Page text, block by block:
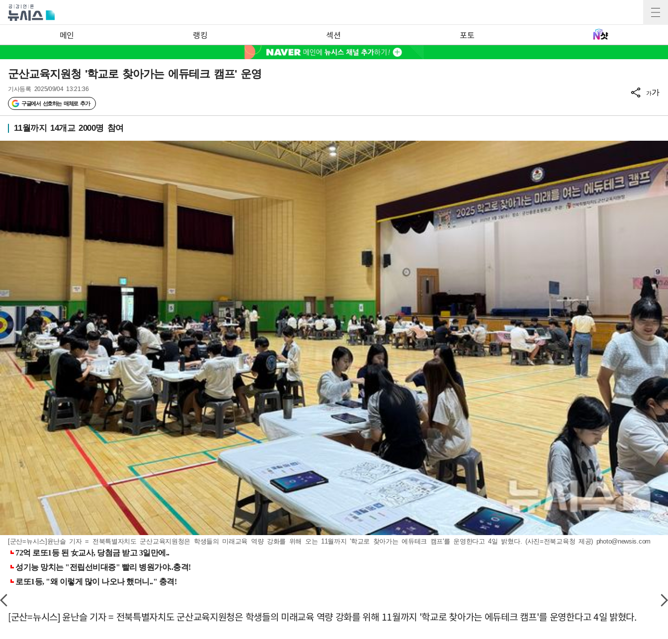
메인 랭킹 섹션 포토
군산교육지원청 '학교로 찾아가는 에듀테크 캠프' 운영
기사등록 2025/09/04 13:21:36
구글에서 선호하는 매체로 추가
가가
11월까지 14개교 2000명 참여
[군산=뉴시스]윤난슬 기자 = 전북특별자치도 군산교육지원청은 학생들의 미래교육 역량 강화를 위해 오는 11월까지 '학교로 찾아가는 에듀테크 캠프'를 운영한다고 4일 밝혔다. (사진=전북교육청 제공) photo@newsis.com
[군산=뉴시스] 윤난슬 기자 = 전북특별자치도 군산교육지원청은 학생들의 미래교육 역량 강화를 위해 11월까지 '학교로 찾아가는 에듀테크 캠프'를 운영한다고 4일 밝혔다.